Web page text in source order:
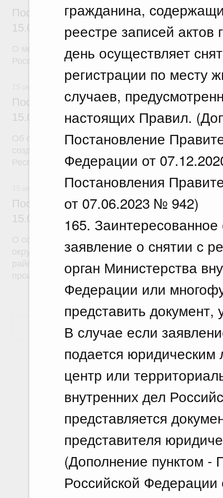
гражданина,
реестре записей актов
день осуществляет
регистрации по месту
случаев,
настоящих Правил.
Постановление
Федерации от
Постановления
от 07.06.2023 № 942)
165.
заявление о снятии с
орган Министерства
Федерации или
представить
В случае если
подается
центр или
внутренних дел
представляется
представителя
(Дополнение пунктом -
Российской
Постановление Правительства
15.07.2026 г. № 888
О мерах по реализации некоторых решений
Российской Федерации
Постановление Правительства
15.07.2026 г. № 890
Об особой экономической зоне промышленно-
созданной на территории Заинского
Республики Татарстан
Постановление Правительства
15.07.2026 г. № 891
округ город Саяногорск Республики Хакасия и
район Республики Хакасия особой
производственного типа
Показать еще